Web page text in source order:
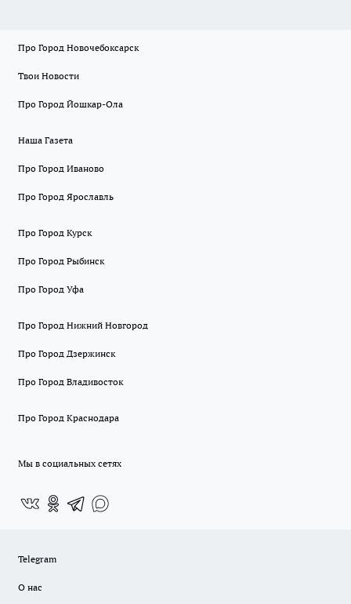
Про Город Новочебоксарск
Твои Новости
Про Город Йошкар-Ола
Наша Газета
Про Город Иваново
Про Город Ярославль
Про Город Курск
Про Город Рыбинск
Про Город Уфа
Про Город Нижний Новгород
Про Город Дзержинск
Про Город Владивосток
Про Город Краснодара
Мы в социальных сетях
Telegram
О нас